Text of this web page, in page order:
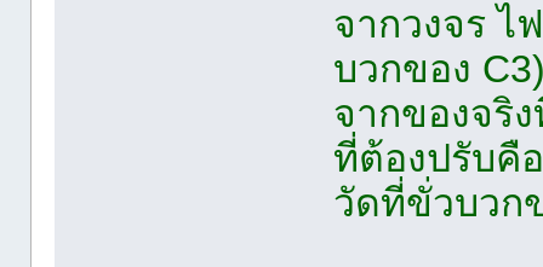
จากวงจร ไ
บวกของ
จากของจริ
ที่ต้องปรับคื
วัดที่ขั่วบวก